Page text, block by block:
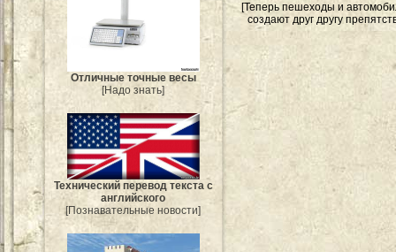
Отличные точные весы
[Надо знать]
Технический перевод текста с
английского
[Познавательные новости]
[Теперь пешеходы и
создают друг другу